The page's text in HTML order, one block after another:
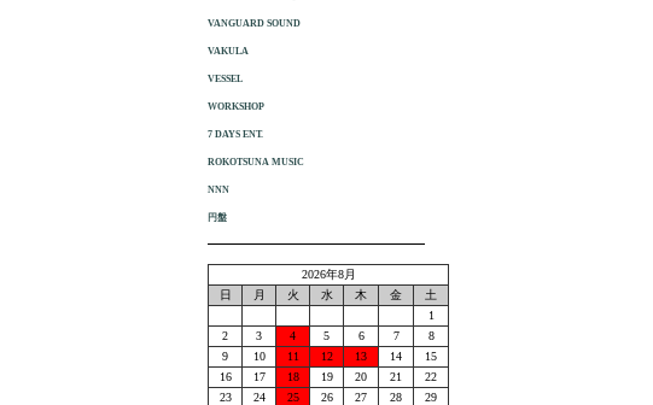
VANGUARD SOUND
VAKULA
VESSEL
WORKSHOP
7 DAYS ENT.
ROKOTSUNA MUSIC
NNN
円盤
2026年8月
日
月 火 水 木 金
土
1
2
3 4 5 6 7
8
9
10 11 12 13 14
15
16
17 18 19 20 21
22
23
24 25 26 27 28
29